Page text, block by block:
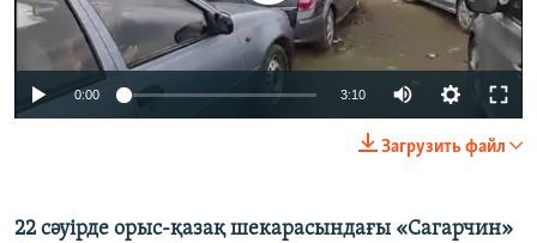
Auto 240p 360p 480p
0:00 3:10
Загрузить файл
22 сәуірде орыс-қазақ шекарасындағы «Сагарчин»